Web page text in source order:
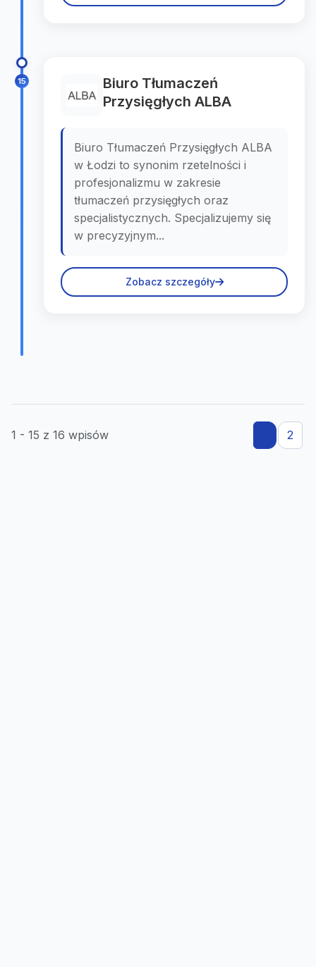
15
Biuro Tłumaczeń
Przysięgłych ALBA
Biuro Tłumaczeń Przysięgłych ALBA
w Łodzi to synonim rzetelności i
profesjonalizmu w zakresie
tłumaczeń przysięgłych oraz
specjalistycznych. Specjalizujemy się
w precyzyjnym...
Zobacz szczegóły
1 - 15 z 16 wpisów 2